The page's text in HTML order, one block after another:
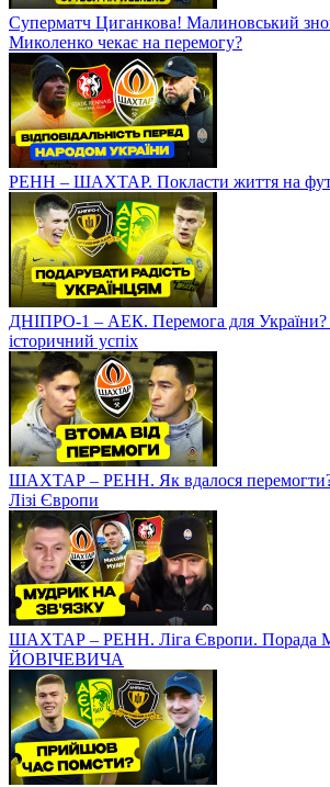
Суперматч Циганкова! Малиновський
Миколенко чекає на перемогу?
РЕНН – ШАХТАР. Покласти життя на
ДНІПРО-1 – АЕК. Перемога для України?
історичний успіх
ШАХТАР – РЕНН. Як вдалося
Лізі Європи
ШАХТАР – РЕНН. Ліга Європи. Порада
ЙОВІЧЕВИЧА